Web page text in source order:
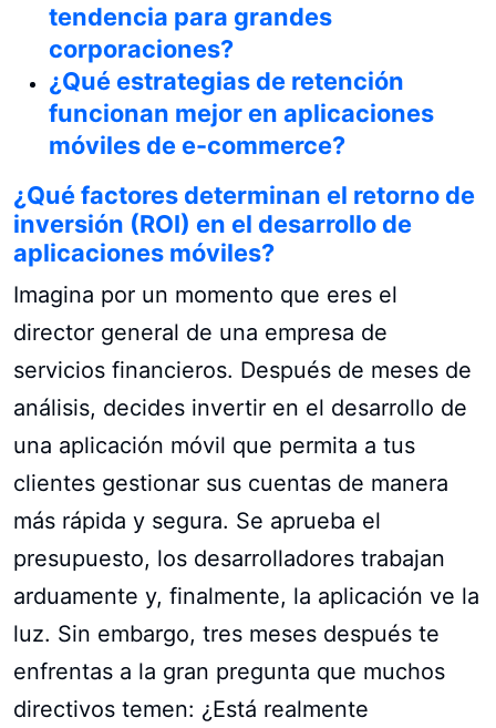
tendencia para grandes
corporaciones?
¿Qué estrategias de retención
funcionan mejor en aplicaciones
móviles de e-commerce?
¿Qué factores determinan el retorno de
inversión (ROI) en el desarrollo de
aplicaciones móviles?
Imagina por un momento que eres el
director general de una empresa de
servicios financieros. Después de meses de
análisis, decides invertir en el desarrollo de
una aplicación móvil que permita a tus
clientes gestionar sus cuentas de manera
más rápida y segura. Se aprueba el
presupuesto, los desarrolladores trabajan
arduamente y, finalmente, la aplicación ve la
luz. Sin embargo, tres meses después te
enfrentas a la gran pregunta que muchos
directivos temen: ¿Está realmente